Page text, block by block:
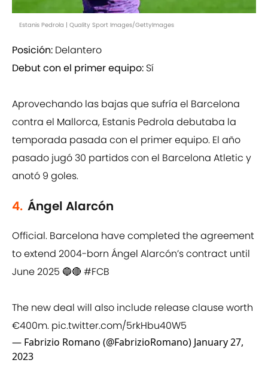
Estanis Pedrola | Quality Sport Images/GettyImages
Posición: Delantero
Debut con el primer equipo: Sí
Aprovechando las bajas que sufría el Barcelona
contra el Mallorca, Estanis Pedrola debutaba la
temporada pasada con el primer equipo. El año
pasado jugó 30 partidos con el Barcelona Atletic y
anotó 9 goles.
4. Ángel Alarcón
Official. Barcelona have completed the agreement
to extend 2004-born Ángel Alarcón’s contract until
June 2025 🔵🔴 #FCB
The new deal will also include release clause worth
€400m. pic.twitter.com/5rkHbu40W5
— Fabrizio Romano (@FabrizioRomano) January 27,
2023